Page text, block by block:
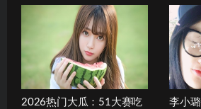
2026热门大瓜：51大赛吃
李小